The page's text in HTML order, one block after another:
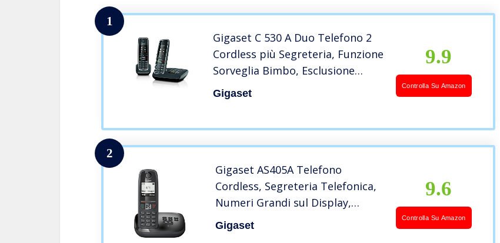
1
Gigaset C 530 A Duo Telefono 2
Cordless più Segreteria, Funzione
Sorveglia Bimbo, Esclusione
Suoneria per Fasce Orarie e
Numeri Anonimi, Nero
Gigaset
9.9
Controlla Su Amazon
2
Gigaset AS405A Telefono
Cordless, Segreteria Telefonica,
Numeri Grandi sul Display,
Esclusione della Suoneria per
Fasce Orarie, Nero [Italia]
Gigaset
9.6
Controlla Su Amazon